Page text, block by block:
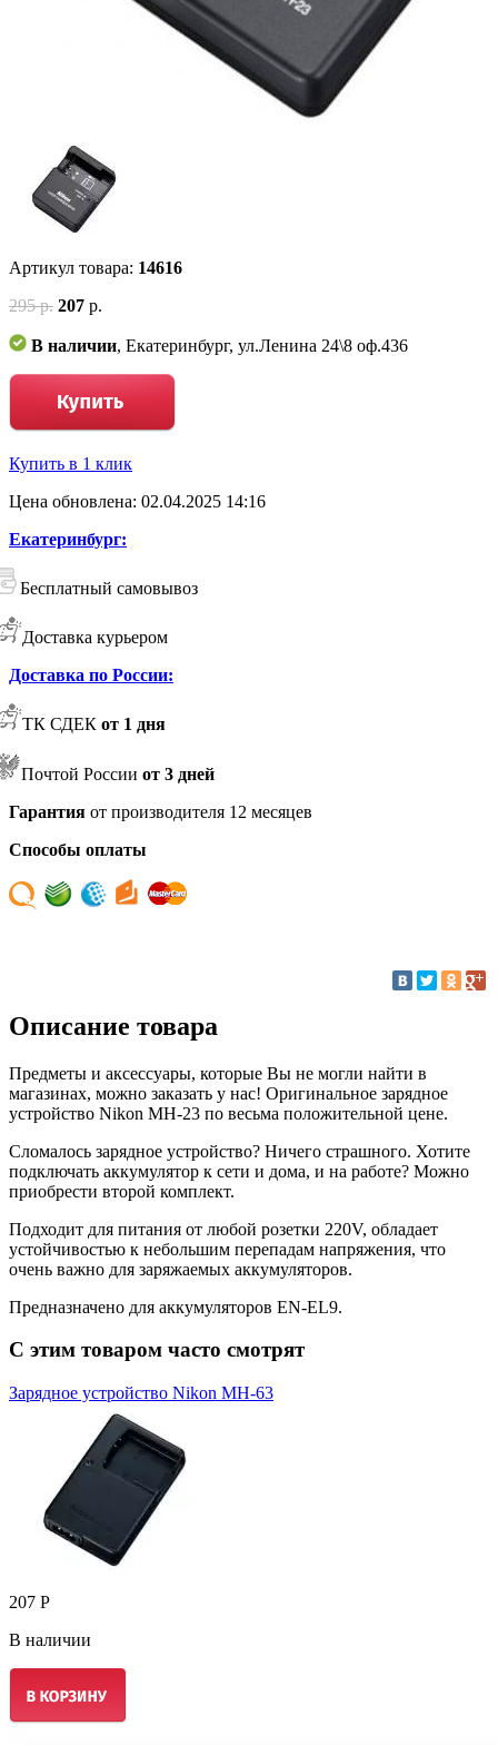
Артикул товара: 14616
295 р. 207 р.
В наличии, Екатеринбург, ул.Ленина 24\8 оф.436
Купить в 1 клик
Цена обновлена: 02.04.2025 14:16
Екатеринбург:
Бесплатный самовывоз
Доставка курьером
Доставка по России:
ТК СДЕК от 1 дня
Почтой России от 3 дней
Гарантия от производителя 12 месяцев
Способы оплаты
Описание товара
Предметы и аксессуары, которые Вы не могли найти в
магазинах, можно заказать у нас! Оригинальное зарядное
устройство Nikon MH-23 по весьма положительной цене.
Сломалось зарядное устройство? Ничего страшного. Хотите
подключать аккумулятор к сети и дома, и на работе? Можно
приобрести второй комплект.
Подходит для питания от любой розетки 220V, обладает
устойчивостью к небольшим перепадам напряжения, что
очень важно для заряжаемых аккумуляторов.
Предназначено для аккумуляторов EN-EL9.
С этим товаром часто смотрят
Зарядное устройство Nikon MH-63
207 Р
В наличии